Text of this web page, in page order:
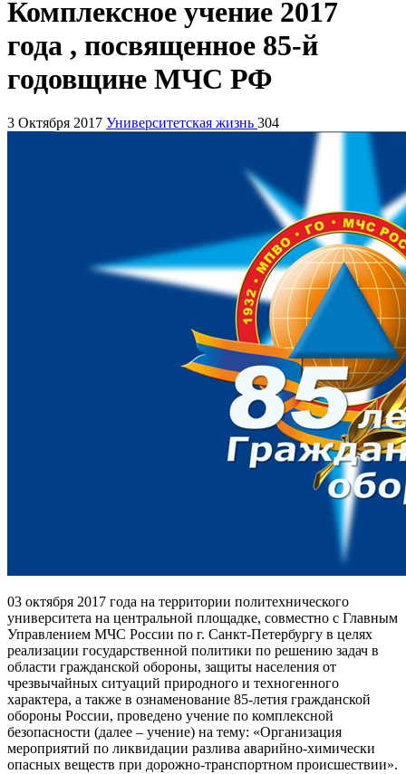
Комплексное учение 2017
года , посвященное 85-й
годовщине МЧС РФ
3 Октября 2017 Университетская жизнь 304
03 октября 2017 года на территории политехнического
университета на центральной площадке, совместно с Главным
Управлением МЧС России по г. Санкт-Петербургу в целях
реализации государственной политики по решению задач в
области гражданской обороны, защиты населения от
чрезвычайных ситуаций природного и техногенного
характера, а также в ознаменование 85-летия гражданской
обороны России, проведено учение по комплексной
безопасности (далее – учение) на тему: «Организация
мероприятий по ликвидации разлива аварийно-химически
опасных веществ при дорожно-транспортном происшествии».